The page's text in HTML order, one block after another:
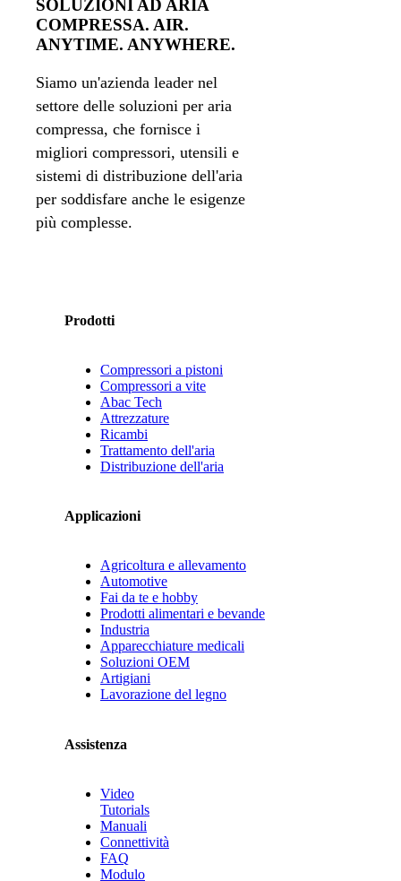
SOLUZIONI AD ARIA
COMPRESSA. AIR.
ANYTIME. ANYWHERE.
Siamo un'azienda leader nel
settore delle soluzioni per aria
compressa, che fornisce i
migliori compressori, utensili e
sistemi di distribuzione dell'aria
per soddisfare anche le esigenze
più complesse.
Prodotti
Compressori a pistoni
Compressori a vite
Abac Tech
Attrezzature
Ricambi
Trattamento dell'aria
Distribuzione dell'aria
Applicazioni
Agricoltura e allevamento
Automotive
Fai da te e hobby
Prodotti alimentari e bevande
Industria
Apparecchiature medicali
Soluzioni OEM
Artigiani
Lavorazione del legno
Assistenza
Video
Tutorials
Manuali
Connettività
FAQ
Modulo